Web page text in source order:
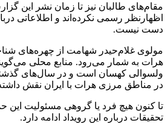
مقام‌های طالبان نیز تا زمان نشر این
اظهارنظر رسمی نکرده‌اند و اطلاعاتی
دست نیست.
مولوی غلام‌حیدر شهامت از چهره‌های
هرات به شمار می‌رود. منابع محلی
ولسوالی کهسان است و در سال‌های
در مناطق مرزی هرات با ایران نقش
تا کنون هیچ فرد یا گروهی مسئولیت این
تحقیقات درباره این رویداد ادامه دارد.